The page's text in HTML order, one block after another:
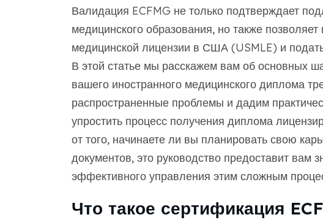
Валидация ECFMG не только подтверждает
медицинского образования, но также
медицинской лицензии в США (USMLE) и
В этой статье мы расскажем вам об основных
вашего иностранного медицинского диплома
распространенные проблемы и дадим
упростить процесс получения диплома
от того, начинаете ли вы планировать свою
документов, это руководство предоставит вам
эффективного управления этим сложным
Что такое сертификация